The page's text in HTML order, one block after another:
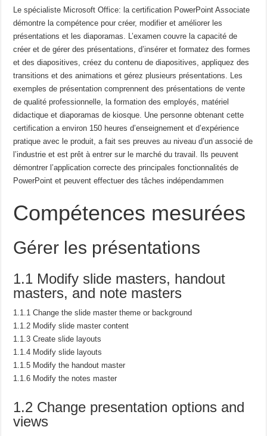
Le spécialiste Microsoft Office: la certification PowerPoint Associate
démontre la compétence pour créer, modifier et améliorer les
présentations et les diaporamas. L’examen couvre la capacité de
créer et de gérer des présentations, d’insérer et formatez des formes
et des diapositives, créez du contenu de diapositives, appliquez des
transitions et des animations et gérez plusieurs présentations. Les
exemples de présentation comprennent des présentations de vente
de qualité professionnelle, la formation des employés, matériel
didactique et diaporamas de kiosque. Une personne obtenant cette
certification a environ 150 heures d’enseignement et d’expérience
pratique avec le produit, a fait ses preuves au niveau d’un associé de
l’industrie et est prêt à entrer sur le marché du travail.
Ils peuvent
démontrer l’application correcte des principales fonctionnalités de
PowerPoint et peuvent effectuer des tâches indépendammen
Compétences mesurées
Gérer les présentations
1.1 Modify slide masters, handout
masters, and note masters
1.1.1 Change the slide master theme or background
1.1.2 Modify slide master content
1.1.3 Create slide layouts
1.1.4 Modify slide layouts
1.1.5 Modify the handout master
1.1.6 Modify the notes master
1.2 Change presentation options and
views